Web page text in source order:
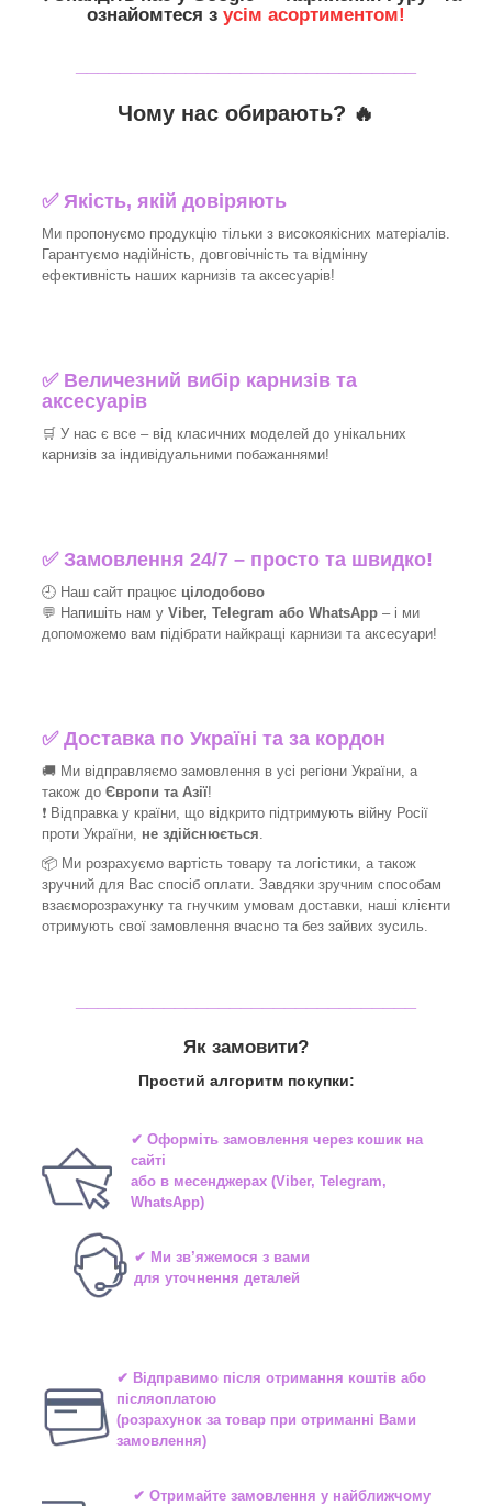
ознайомтеся з усім асортиментом!
Чому нас обирають? 🔥
✅Якість, якій довіряють
Ми пропонуємо продукцію тільки з високоякісних матеріалів.
Гарантуємо надійність, довговічність та відмінну
ефективність наших карнизів та аксесуарів!​
✅ Величезний вибір карнизів та
аксесуарів
🛒 У нас є все – від класичних моделей до унікальних
карнизів за індивідуальними побажаннями!​
✅Замовлення 24/7 – просто та швидко!
🕘 Наш сайт працює цілодобово
💬 Напишіть нам у Viber, Telegram або WhatsApp – і ми
допоможемо вам підібрати найкращі карнизи та аксесуари!
✅Доставка по Україні та за кордон
🚚 Ми відправляємо замовлення в усі регіони України, а
також до Європи та Азії!
❗ Відправка у країни, що відкрито підтримують війну Росії
проти України, не здійснюється
📦 Ми розрахуємо вартість товару та логістики, а також
зручний для Вас спосіб оплати. Завдяки зручним способам
взаєморозрахунку та гнучким умовам доставки, наші клієнти
отримують свої замовлення вчасно та без зайвих зусиль.
Як замовити?
Простий алгоритм покупки:
✔ Оформіть замовлення через кошик на
сайті
або в месенджерах(Viber, Telegram,
WhatsApp)
✔ Ми зв’яжемося з вами
для уточнення деталей
✔ Відправимо після отримання коштів або
післяоплатою
(розрахунок за товар при отриманні Вами
замовлення)
✔ Отримайте замовлення у найближчому